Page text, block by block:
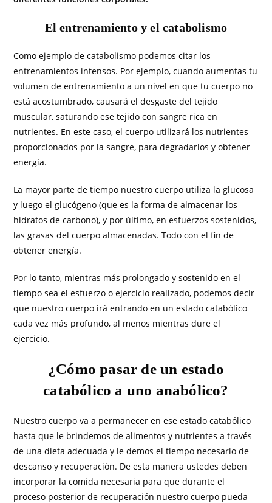
El entrenamiento y el catabolismo
Como ejemplo de catabolismo podemos citar los
entrenamientos intensos. Por ejemplo, cuando aumentas tu
volumen de entrenamiento a un nivel en que tu cuerpo no
está acostumbrado, causará el desgaste del tejido
muscular, saturando ese tejido con sangre rica en
nutrientes. En este caso, el cuerpo utilizará los nutrientes
proporcionados por la sangre, para degradarlos y obtener
energía.
La mayor parte de tiempo nuestro cuerpo utiliza la glucosa
y luego el glucógeno (que es la forma de almacenar los
hidratos de carbono), y por último, en esfuerzos sostenidos,
las grasas del cuerpo almacenadas. Todo con el fin de
obtener energía.
Por lo tanto, mientras más prolongado y sostenido en el
tiempo sea el esfuerzo o ejercicio realizado, podemos decir
que nuestro cuerpo irá entrando en un estado catabólico
cada vez más profundo, al menos mientras dure el
ejercicio.
¿Cómo pasar de un estado
catabólico a uno anabólico?
Nuestro cuerpo va a permanecer en ese estado catabólico
hasta que le brindemos de alimentos y nutrientes a través
de una dieta adecuada y le demos el tiempo necesario de
descanso y recuperación. De esta manera ustedes deben
incorporar la comida necesaria para que durante el
proceso posterior de recuperación nuestro cuerpo pueda